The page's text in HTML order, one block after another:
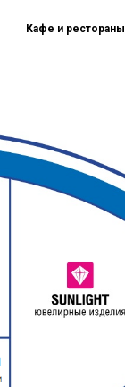
Кафе и рестораны